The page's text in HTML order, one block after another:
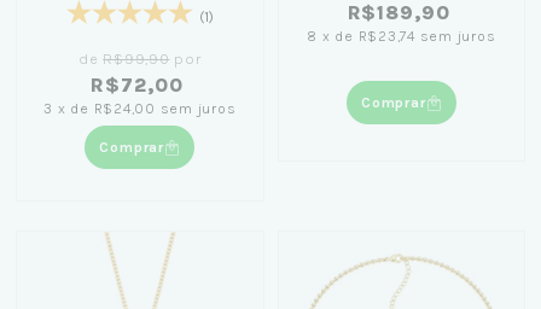
(1)
deR$99,90por
R$72,00
3 x de R$24,00 sem juros
Comprar
Caixinha Preta
R$189,90
8 x de R$23,74 sem juros
Comprar